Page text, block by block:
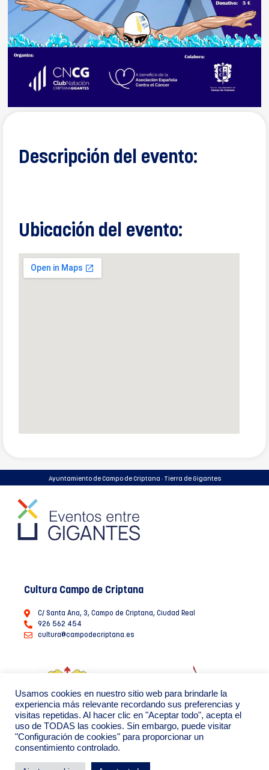
Descripción del evento:
Ubicación del evento:
Ayuntamiento de Campo de Criptana · Tierra de Gigantes
Cultura Campo de Criptana
C/ Santa Ana, 3, Campo de Criptana, Ciudad Real
926 562 454
cultura@campodecriptana.es
Ayuntamiento de Campo de Criptana 2022
Usamos cookies en nuestro sitio web para brindarle la
experiencia más relevante recordando sus preferencias y
visitas repetidas. Al hacer clic en "Aceptar todo", acepta el
uso de TODAS las cookies. Sin embargo, puede visitar
"Configuración de cookies" para proporcionar un
consentimiento controlado.